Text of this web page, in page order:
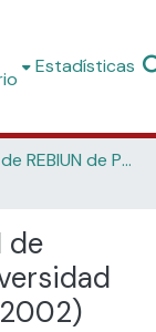
Estadísticas
Workshop de REBIUN de Proyectos Digitales
de